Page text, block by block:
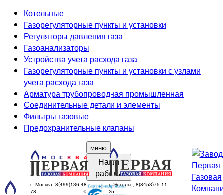
Котельные
Газорегуляторные пункты и установки
Регуляторы давления газа
Газоанализаторы
Устройства учета расхода газа
Газорегуляторные пункты и установки с узлами
учета расхода газа
Арматура трубопроводная промышленная
Соединительные детали и элементы
Фильтры газовые
Предохранительные клапаны
меню
Наши
работы
г. Москва, 8(499)136-48-
78
г. Энгельс, 8(8453)75-11-
25